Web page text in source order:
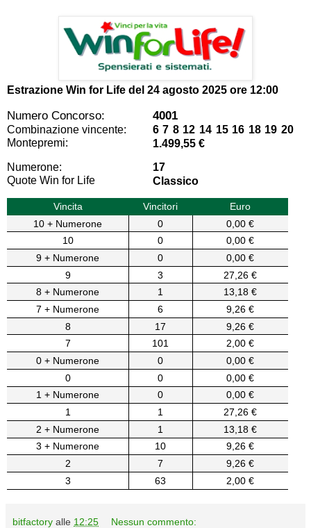
Estrazione Win for Life del 24 agosto 2025 ore 12:00
Numero Concorso: 4001
Combinazione vincente:
6 7 8 12 14 15 16 18 19 20
Montepremi:
1.499,55 €
Numerone:
17
Quote Win for Life
Classico
Vincita Vincitori
Euro
10 + Numerone
0
0,00 €
10
0
0,00 €
9 + Numerone
0
0,00 €
9
3
27,26 €
8 + Numerone
1
13,18 €
7 + Numerone
6
9,26 €
8
17
9,26 €
7
101
2,00 €
0 + Numerone
0
0,00 €
0
0
0,00 €
1 + Numerone
0
0,00 €
1
1
27,26 €
2 + Numerone
1
13,18 €
3 + Numerone
10
9,26 €
2
7
9,26 €
3
63 2,00 €
bitfactory alle 12:25 Nessun commento: